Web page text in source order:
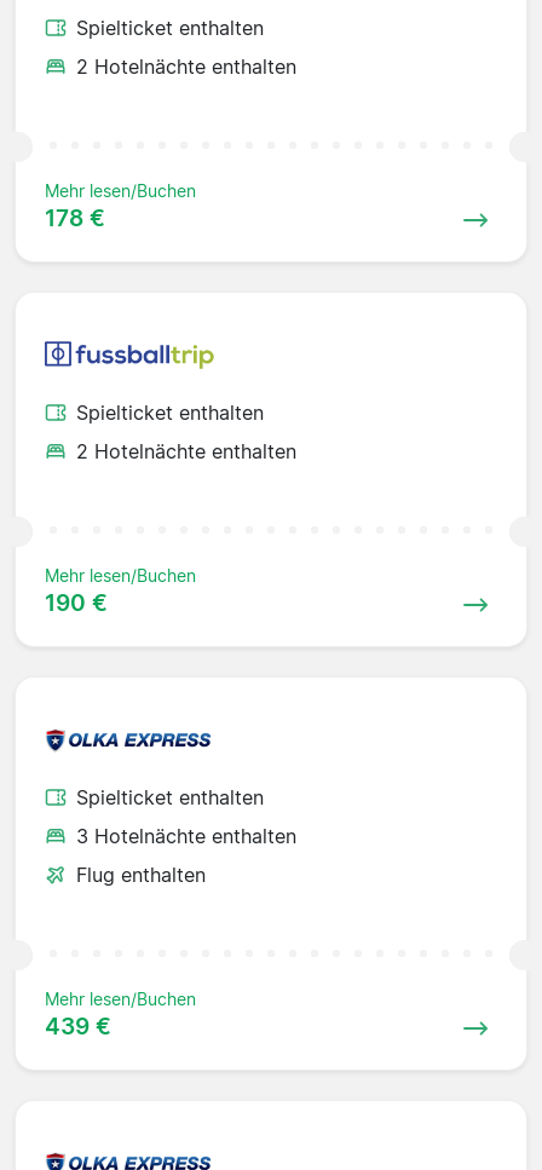
Spielticket enthalten
2 Hotelnächte enthalten
Mehr lesen/Buchen
178 €
Spielticket enthalten
2 Hotelnächte enthalten
Mehr lesen/Buchen
190 €
Spielticket enthalten
3 Hotelnächte enthalten
Flug enthalten
Mehr lesen/Buchen
439 €